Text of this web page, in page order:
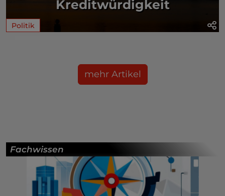
Kreditwürdigkeit
Politik
mehr Artikel
Fachwissen